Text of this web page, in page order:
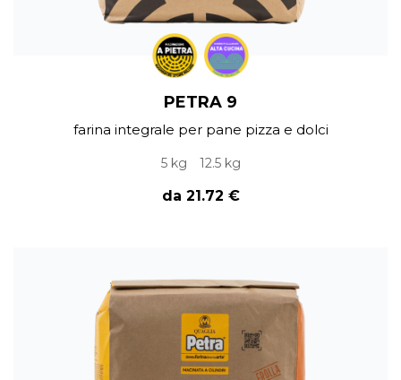
PETRA 9
farina integrale per pane pizza e dolci
5 kg 12.5 kg
da 21.72 €